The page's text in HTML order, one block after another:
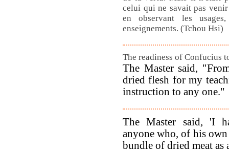
celui qui ne savait pas
en observant les
enseignements. (Tchou Hsi)
The readiness of Confucius
The Master said,
dried flesh for my
instruction to any one."
The Master said, 'I
anyone who, of his own
bundle of dried meat as